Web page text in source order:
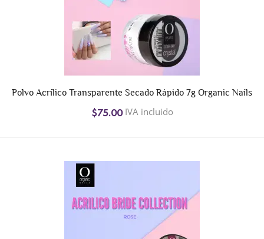
Polvo Acrílico Transparente Secado Rápido 7g Organic Nails
$75.00IVA incluido